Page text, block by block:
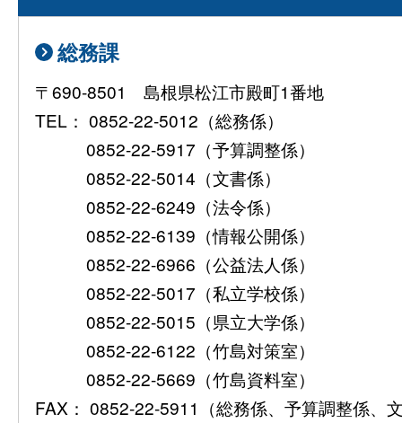
総務課
〒690-8501 島根県松江市殿町1番地
TEL： 0852-22-5012（総務係）
0852-22-5917（予算調整係）
0852-22-5014（文書係）
0852-22-6249（法令係）
0852-22-6139（情報公開係）
0852-22-6966（公益法人係）
0852-22-5017（私立学校係）
0852-22-5015（県立大学係）
0852-22-6122（竹島対策室）
0852-22-5669（竹島資料室）
FAX： 0852-22-5911（総務係、予算調整係、